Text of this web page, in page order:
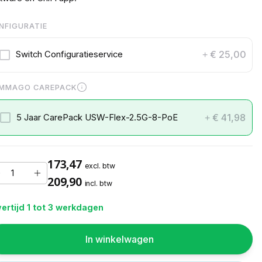
Switch Configuratieservice + € 25,00
CAREPACK
5 Jaar CarePack USW-Flex-2.5G-8-PoE + € 41,98
173,47 excl. btw
209,90 incl. btw
1 tot 3 werkdagen
In winkelwagen